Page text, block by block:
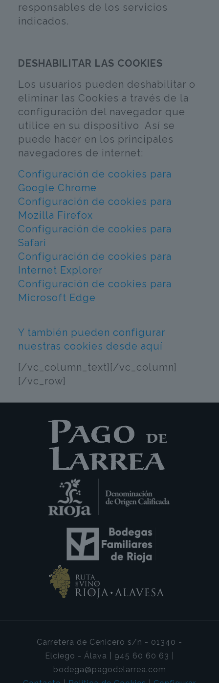
responsables de los servicios
indicados.
DESHABILITAR LAS COOKIES
Los usuarios pueden deshabilitar o
eliminar las Cookies a través de la
configuración del navegador que
utilice en su dispositivo Así se
puede hacer en los principales
navegadores de internet:
Configuración de cookies para
Google Chrome
Configuración de cookies para
Mozilla Firefox
Configuración de cookies para
Safari
Configuración de cookies para
Internet Explorer
Configuración de cookies para
Microsoft Edge
Y también pueden configurar
nuestras cookies desde aquí
[/vc_column_text][/vc_column]
[/vc_row]
Carretera de Cenicero s/n - 01340 -
Elciego - Álava | 945 60 60 63 |
bodega@pagodelarrea.com